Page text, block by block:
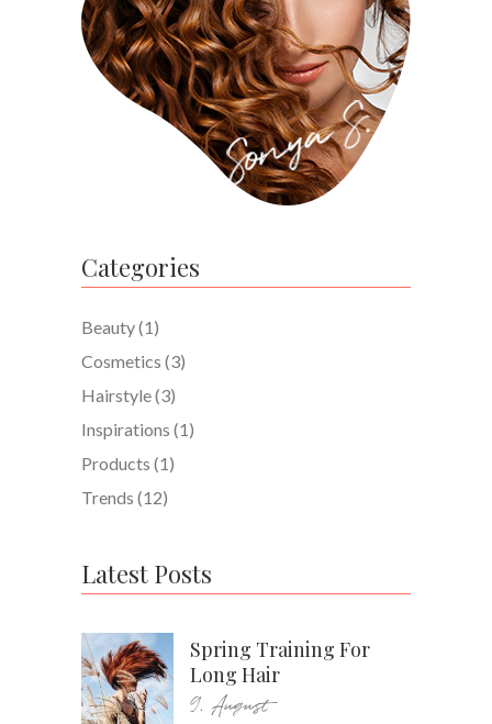
Categories
Beauty(1)
Cosmetics (3)
Hairstyle(3)
Inspirations (1)
Products (1)
Trends (12)
Latest Posts
Spring Training For
Long Hair
9. August